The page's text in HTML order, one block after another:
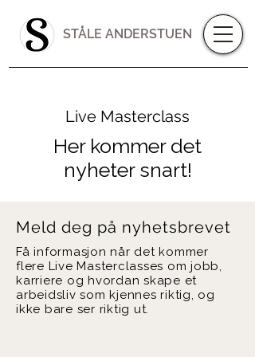
STÅLE ANDERSTUEN
Live Masterclass
Her kommer det
nyheter snart!
Meld deg på nyhetsbrevet
Få informasjon når det kommer
flere Live Masterclasses om jobb,
karriere og hvordan skape et
arbeidsliv som kjennes riktig, og
ikke bare ser riktig ut.